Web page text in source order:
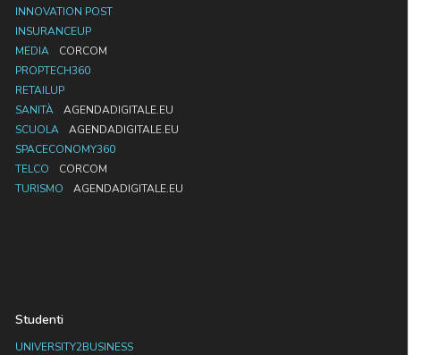
INNOVATION POST
INSURANCEUP
MEDIA
CORCOM
PROPTECH360
RETAILUP
SANITÀ
AGENDADIGITALE.EU
SCUOLA
AGENDADIGITALE.EU
SPACECONOMY360
TELCO
CORCOM
TURISMO
AGENDADIGITALE.EU
Studenti
UNIVERSITY2BUSINESS